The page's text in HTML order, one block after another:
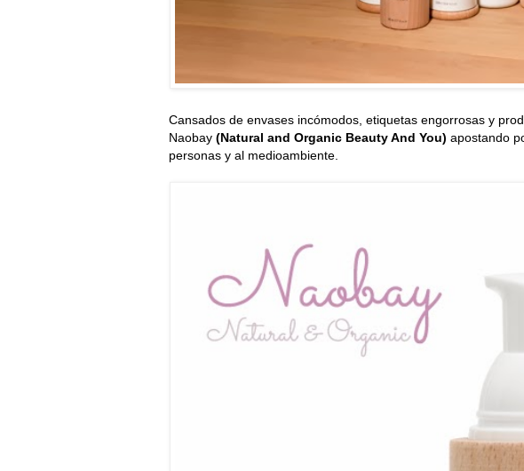
Cansados de envases incómodos, etiquetas engorrosas y
Naobay (Natural and Organic Beauty And You) apostando
personas y al medioambiente.